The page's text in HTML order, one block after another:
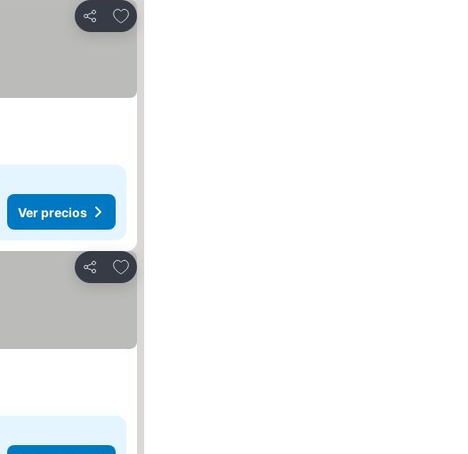
Compartir
Agregar a favoritos
Ver precios
Compartir
Agregar a favoritos